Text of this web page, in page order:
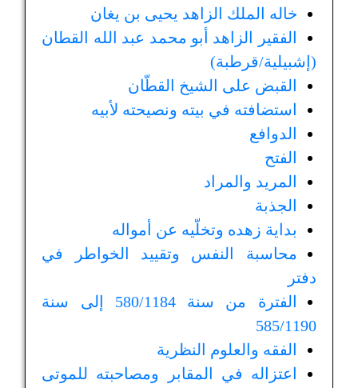
خاله الملك الزاهد يحيى بن يغان
الفقير الزاهد أبو محمد عبد الله القطان
(إشبيلية/قرطبة)
القبض على الشيخ القطّان
استضافته في بيته ونصيحته لأبيه
الدوافع
الفتح
المريد والمراد
الجذبة
بداية زهده وتخلّيه عن أمواله
محاسبة النفس وتقييد الخواطر في
دفتر
الفترة من سنة 580/1184 إلى سنة
585/1190
الفقه والعلوم النظرية
اعتزاله في المقابر ومصاحبته للموتى